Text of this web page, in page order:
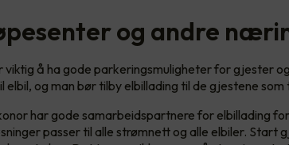
og andre
viktig å ha gode parkeringsmuligheter for gjester
elbil, og man bør tilby elbillading til de gjestene
har gode samarbeidspartnere for elbillading
passer til alle strømnett og alle elbiler.